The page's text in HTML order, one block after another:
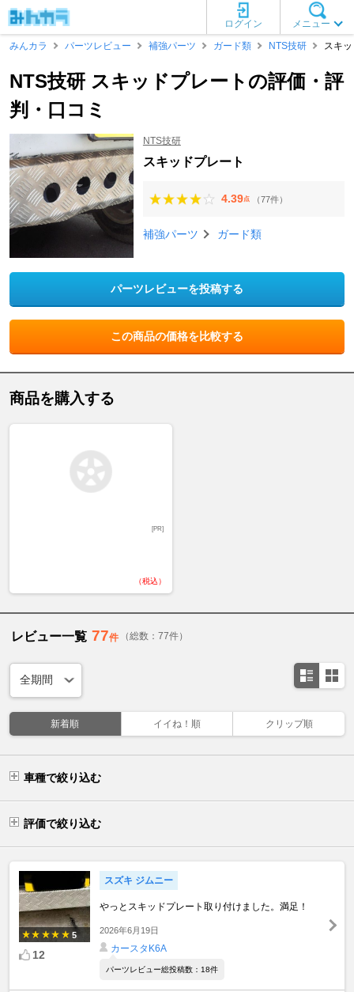
メニュー
ログイン
みんカラ
パーツレビュー 補強パーツ ガード類 NTS技研 スキ
NTS技研 スキッドプレートの評価・評
判・口コミ
NTS技研
スキッドプレート
4.39点 （77件）
補強パーツ ガード類
パーツレビューを投稿する
この商品の価格を比較する
商品を購入する
[PR]
（税込）
レビュー一覧 77件 （総数：77件）
新着順 イイね！順 クリップ順
車種で絞り込む
評価で絞り込む
5
12
スズキ ジムニー
やっとスキッドプレート取り付けました。満足！
2026年6月19日
カースタK6A
パーツレビュー総投稿数：18件